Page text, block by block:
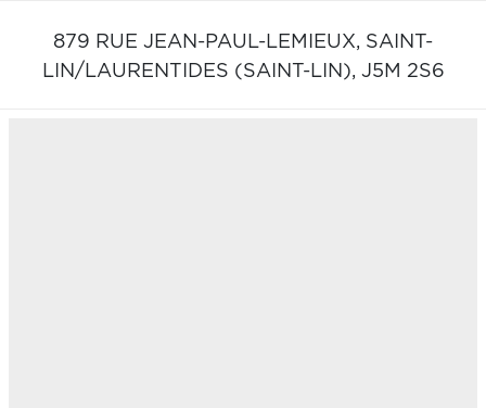
879 RUE JEAN-PAUL-LEMIEUX, SAINT-
LIN/LAURENTIDES (SAINT-LIN), J5M 2S6